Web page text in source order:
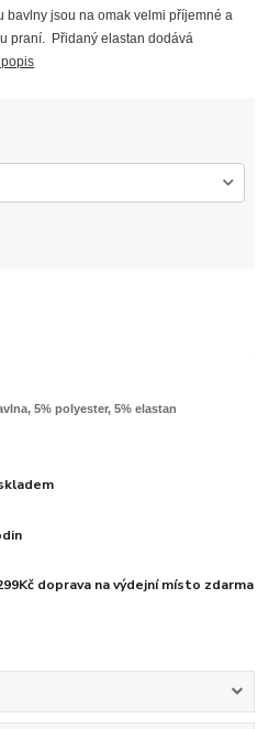
bavlny jsou na omak velmi příjemné a
praní. Přidaný elastan dodává
5% polyester, 5% elastan
doprava na výdejní místo zdarma